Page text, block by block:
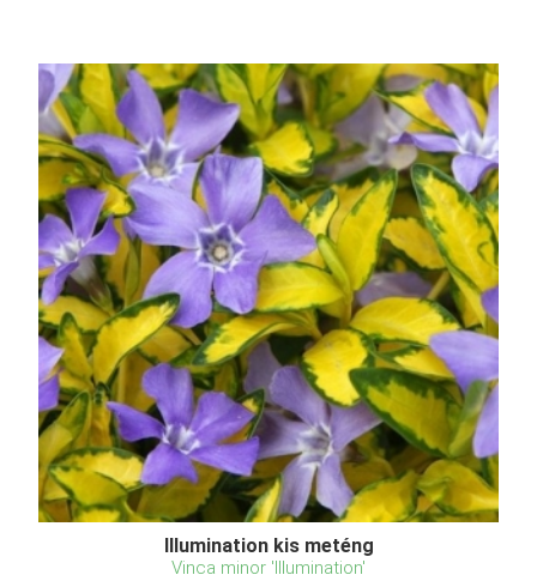
Illumination kis meténg
Vinca minor 'Illumination'